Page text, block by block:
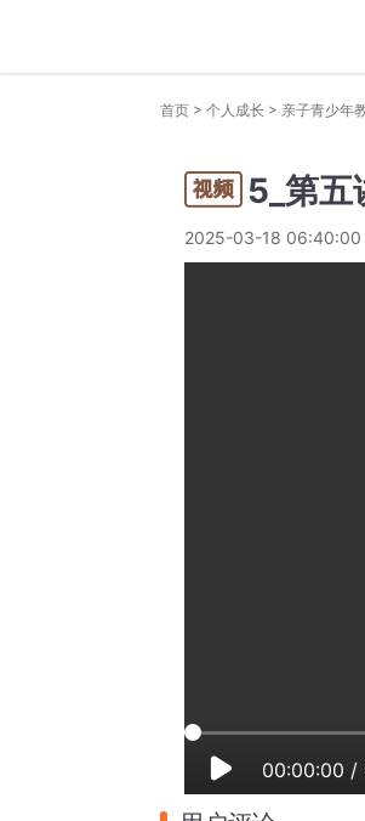
首页 > 个人成长 > 亲子青少年
5_第五
2025-03-18 06:40:00
00:00:00 /